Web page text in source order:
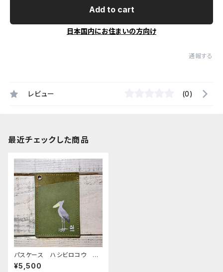
Add to cart
日本国内にお住まいの方向け
通報する
レビュー (0)
最近チェックした商品
パスケース ハシビロコウ グ
リーン GREEN 栃木レザー
¥5,500